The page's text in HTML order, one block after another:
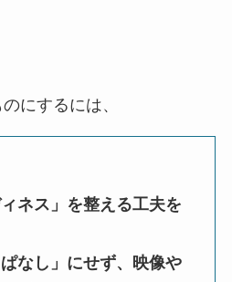
にするには、
ネス」を整える工夫を
なし」にせず、映像や